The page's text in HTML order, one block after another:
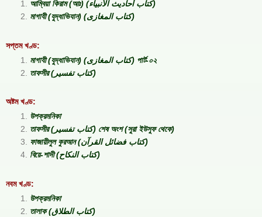
আম্বিয়া কিরাম (আঃ) (كتاب أحاديث الأنبياء)
মাগাযী (যুদ্ধাভিযান) (كتاب المغازى)
সপ্তম খণ্ড:
মাগাযী (যুদ্ধাভিযান) (كتاب المغازى) পার্ট-০২
তাফসীর (كتاب تفسير)
অষ্টম খণ্ড:
উপক্রমনিকা
তাফসীর (كتاب تفسير) শেষ অংশ (সুরা ইউসুফ থেকে)
ফাজায়ীলুল কুরআন (كتاب فضائل القرآن)
বিয়ে-শাদী (كتاب النكاح)
নবম খণ্ড:
উপক্রমনিকা
তালাক (كتاب الطلاق)